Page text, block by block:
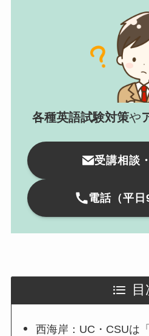
各種英語試験対策や
受講相談
電話（平日
目
西海岸：UC・CSUは